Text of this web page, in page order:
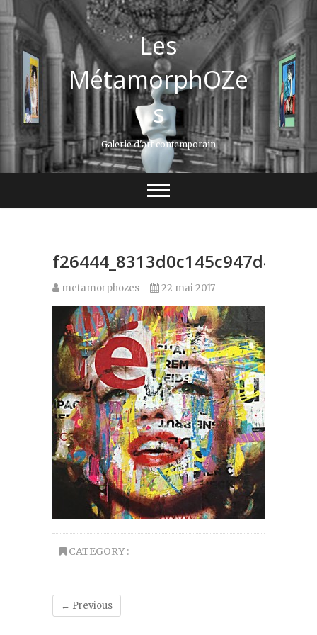
Les
MétamorphOZe
s
Galerie d'art contemporain
metamorphozes 22 mai 2017
CATEGORY :
← Previous